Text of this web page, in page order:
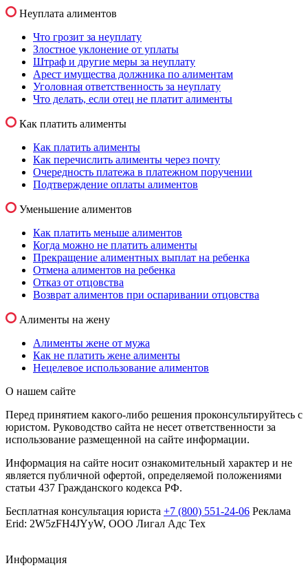
Неуплата алиментов
Что грозит за неуплату
Злостное уклонение от уплаты
Штраф и другие меры за неуплату
Арест имущества должника по алиментам
Уголовная ответственность за неуплату
Что делать, если отец не платит алименты
Как платить алименты
Как платить алименты
Как перечислить алименты через почту
Очередность платежа в платежном поручении
Подтверждение оплаты алиментов
Уменьшение алиментов
Как платить меньше алиментов
Когда можно не платить алименты
Прекращение алиментных выплат на ребенка
Отмена алиментов на ребенка
Отказ от отцовства
Возврат алиментов при оспаривании отцовства
Алименты на жену
Алименты жене от мужа
Как не платить жене алименты
Нецелевое использование алиментов
О нашем сайте
Перед принятием какого-либо решения проконсультируйтесь с
юристом. Руководство сайта не несет ответственности за
использование размещенной на сайте информации.
Информация на сайте носит ознакомительный характер и не
является публичной офертой, определяемой положениями
статьи 437 Гражданского кодекса РФ.
Бесплатная консультация юриста +7 (800) 551-24-06 Реклама
Erid: 2W5zFH4JYyW, ООО Лигал Адс Тех
Информация